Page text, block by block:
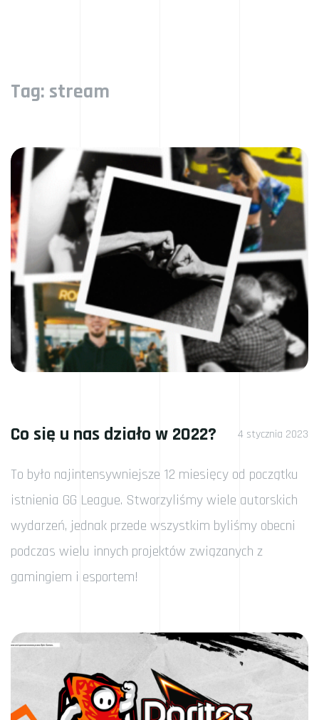
Tag: stream
Co się u nas działo w 2022? 4 stycznia 2023
To było najintensywniejsze 12 miesięcy od początku
istnienia GG League. Stworzyliśmy wiele autorskich
wydarzeń, jednak przede wszystkim byliśmy obecni
podczas wielu innych projektów związanych z
gamingiem i esportem!